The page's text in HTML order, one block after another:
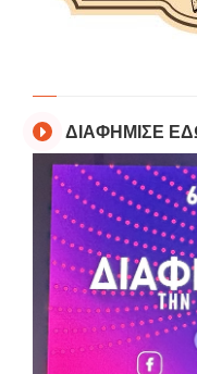
ΔΙΑΦΗΜΙΣΕ